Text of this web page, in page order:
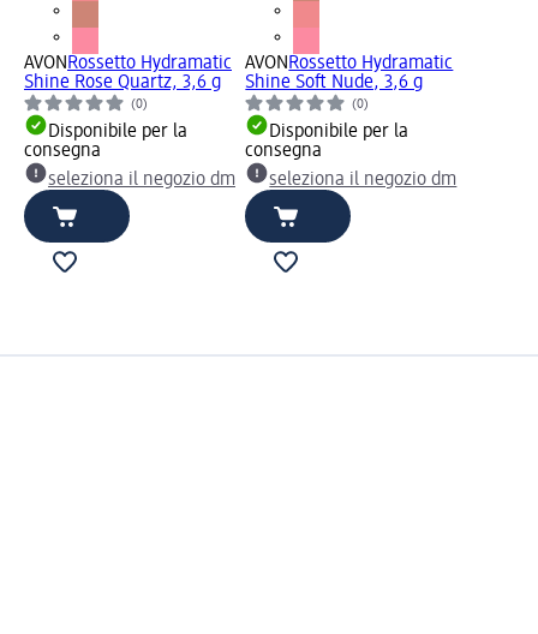
AVON Rossetto Hydramatic
Shine Rose Quartz, 3,6 g
(0)
Disponibile per la
consegna
seleziona il negozio dm
AVON Rossetto Hydramatic
Shine Soft Nude, 3,6 g
(0)
Disponibile per la
consegna
seleziona il negozio dm